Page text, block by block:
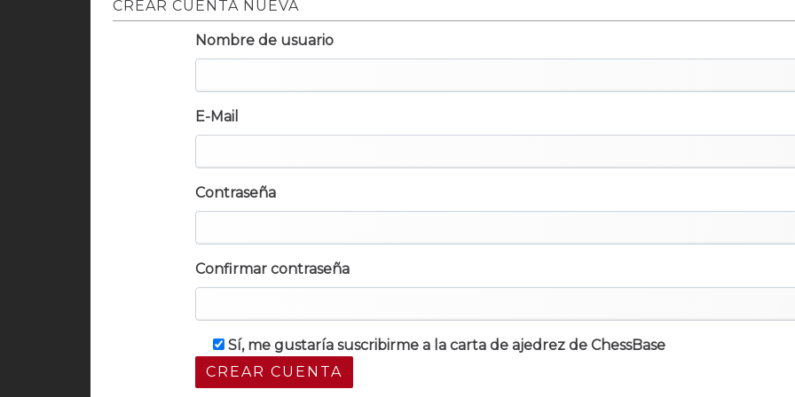
CREAR CUENTA NUEVA
Nombre de usuario
E-Mail
Contraseña
Confirmar contraseña
Sí, me gustaría suscribirme a la carta de ajedrez de ChessBase
CREAR CUENTA